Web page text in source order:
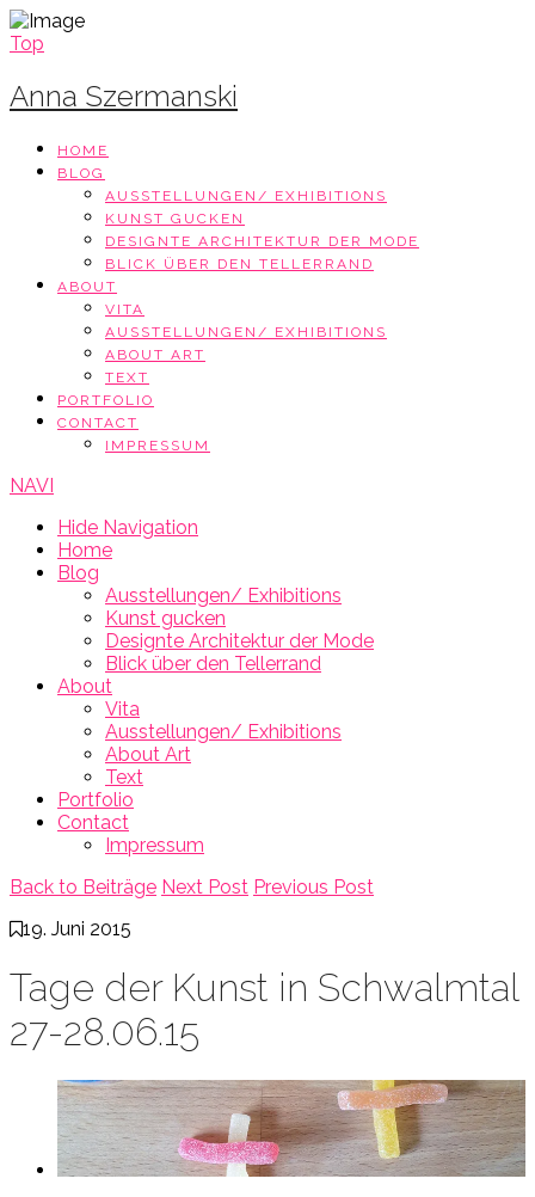
Top
Anna Szermanski
HOME
BLOG
AUSSTELLUNGEN/ EXHIBITIONS
KUNST GUCKEN
DESIGNTE ARCHITEKTUR DER MODE
BLICK ÜBER DEN TELLERRAND
ABOUT
VITA
AUSSTELLUNGEN/ EXHIBITIONS
ABOUT ART
TEXT
PORTFOLIO
CONTACT
IMPRESSUM
NAVI
Hide Navigation
Home
Blog
Ausstellungen/ Exhibitions
Kunst gucken
Designte Architektur der Mode
Blick über den Tellerrand
About
Vita
Ausstellungen/ Exhibitions
About Art
Text
Portfolio
Contact
Impressum
Back to Beiträge Next Post Previous Post
19. Juni 2015
Tage der Kunst in Schwalmtal
27-28.06.15